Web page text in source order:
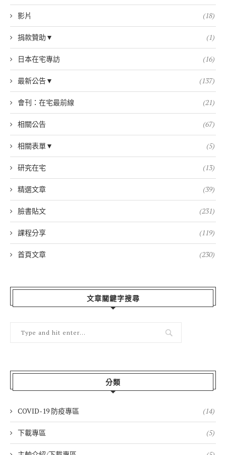
影片 (18)
捐款贊助▼ (1)
日本在宅專訪 (16)
最新公告▼ (137)
會刊：在宅最前線 (21)
相關公告 (67)
相關表單▼ (5)
研究在宅 (13)
精選文章 (39)
臉書貼文 (231)
課程分享 (119)
首頁文章 (230)
文章關鍵字搜尋
分類
COVID-19 防疫專區 (14)
下載專區 (5)